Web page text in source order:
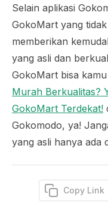
Selain aplikasi
GokoMart yang
memberikan
yang asli dan
GokoMart bisa
Murah Berkualitas?
GokoMart Terdekat!
Gokomodo, ya!
yang asli hanya ada
Copy Link